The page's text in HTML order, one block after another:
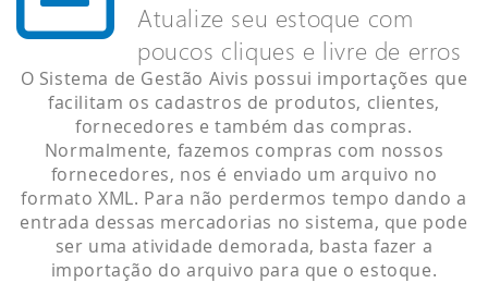
Atualize seu estoque com
poucos cliques e livre de erros
O Sistema de Gestão Aivis possui importações que
facilitam os cadastros de produtos, clientes,
fornecedores e também das compras.
Normalmente, fazemos compras com nossos
fornecedores, nos é enviado um arquivo no
formato XML. Para não perdermos tempo dando a
entrada dessas mercadorias no sistema, que pode
ser uma atividade demorada, basta fazer a
importação do arquivo para que o estoque.